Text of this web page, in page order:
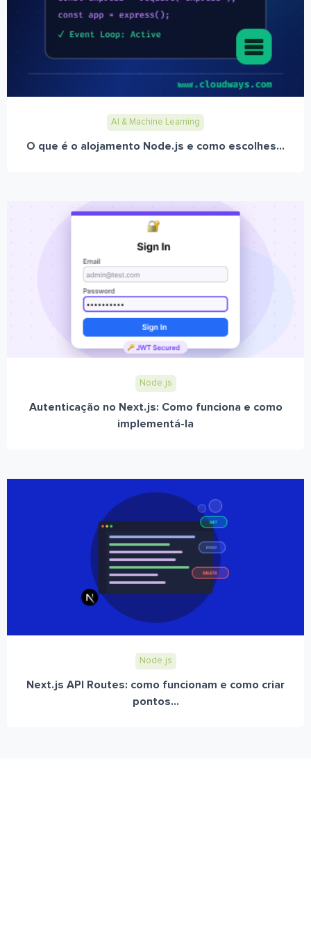
AI & Machine Learning
O que é o alojamento Node.js e como escolhes...
Node.js
Autenticação no Next.js: Como funciona e como
implementá-la
Node.js
Next.js API Routes: como funcionam e como criar
pontos...